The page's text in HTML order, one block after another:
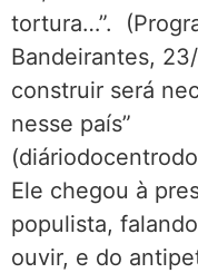
tortura…”.
Bandeirantes,
construir será
nesse país”
Ele chegou à
populista,
ouvir, e do